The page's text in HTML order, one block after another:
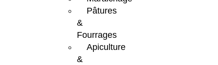
Pâtures
&
Fourrages
Apiculture
&